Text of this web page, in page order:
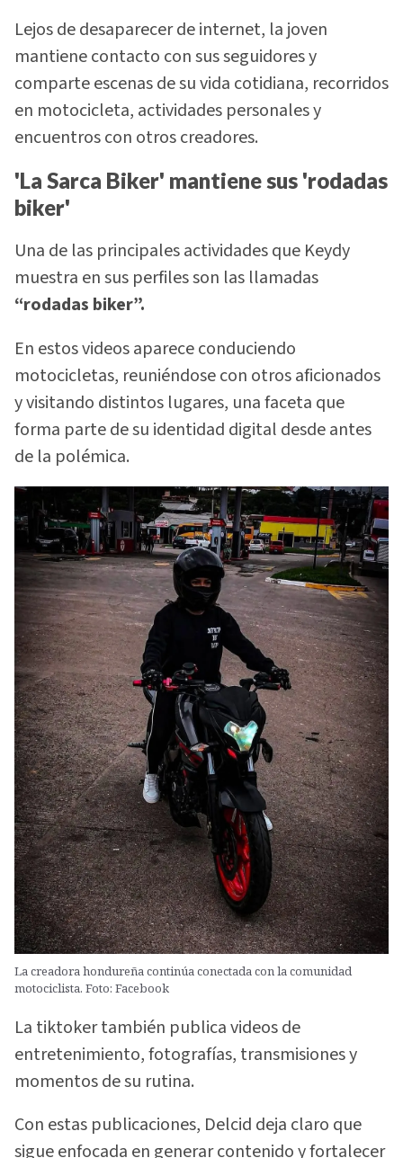
Lejos de desaparecer de internet, la joven
mantiene contacto con sus seguidores y
comparte escenas de su vida cotidiana, recorridos
en motocicleta, actividades personales y
encuentros con otros creadores.
'La Sarca Biker' mantiene sus 'rodadas
biker'
Una de las principales actividades que Keydy
muestra en sus perfiles son las llamadas
“rodadas biker”.
En estos videos aparece conduciendo
motocicletas, reuniéndose con otros aficionados
y visitando distintos lugares, una faceta que
forma parte de su identidad digital desde antes
de la polémica.
La creadora hondureña continúa conectada con la comunidad
motociclista. Foto: Facebook
La tiktoker también publica videos de
entretenimiento, fotografías, transmisiones y
momentos de su rutina.
Con estas publicaciones, Delcid deja claro que
sigue enfocada en generar contenido y fortalecer